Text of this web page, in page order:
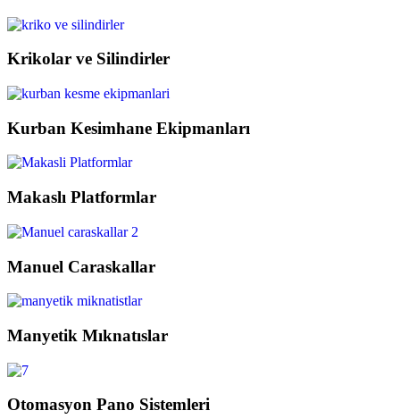
Krikolar ve Silindirler
Kurban Kesimhane Ekipmanları
Makaslı Platformlar
Manuel Caraskallar
Manyetik Mıknatıslar
Otomasyon Pano Sistemleri